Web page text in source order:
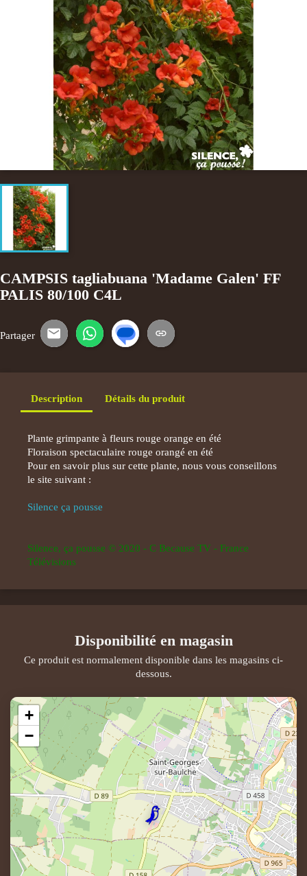
CAMPSIS tagliabuana 'Madame Galen' FF
PALIS 80/100 C4L
Partager E-mail WhatsApp
SMS Copier le lien
Description Détails du produit
Plante grimpante à fleurs rouge orange en été
Floraison spectaculaire rouge orangé en été
Pour en savoir plus sur cette plante, nous vous conseillons
le site suivant :
Silence ça pousse
Silence, ça pousse © 2020 - C Because TV - France
Télévisions
Disponibilité en magasin
Ce produit est normalement disponible dans les magasins ci-
dessous.
+
−